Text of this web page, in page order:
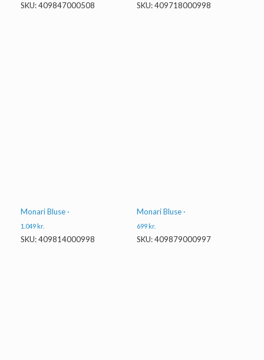
SKU: 409847000508 SKU: 409718000998
Monari Bluse ·
1.049kr.
SKU: 409814000998
Monari Bluse ·
699kr.
SKU: 409879000997